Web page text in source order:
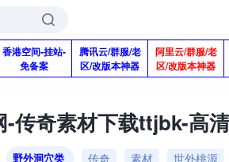
香港空间-挂站-
免备案
腾讯云/群服/老
区/改版本神器
阿里云/群服/老
区/改版本神器
-传奇素材下载ttjbk-高
野外洞穴类 传奇 素材 世外桃源